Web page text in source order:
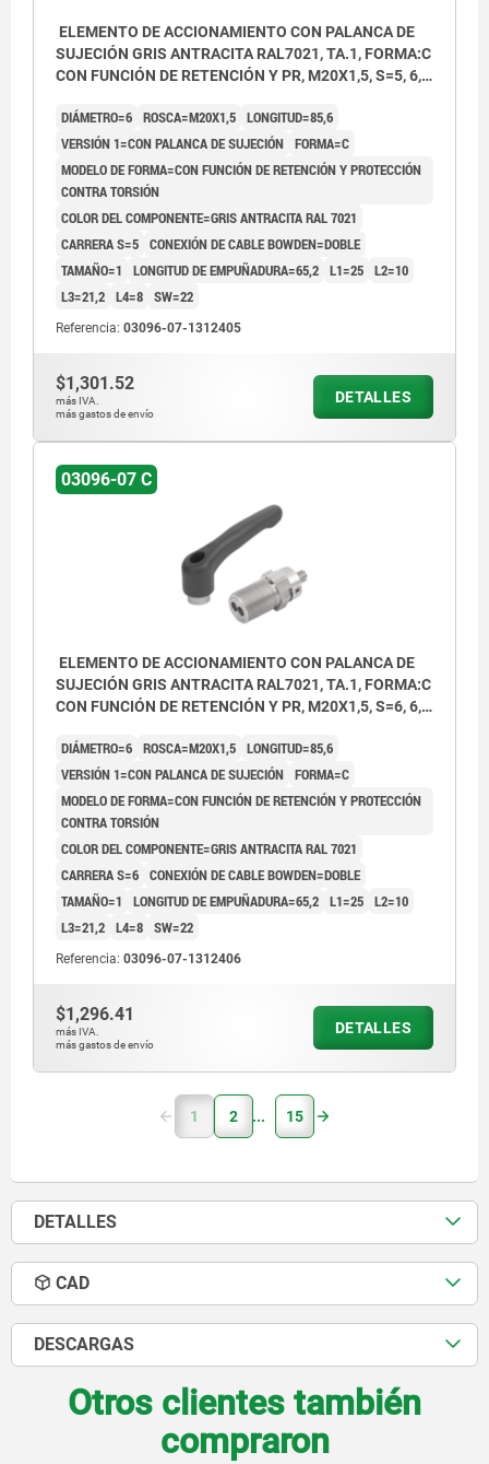
ELEMENTO DE ACCIONAMIENTO CON PALANCA DE
SUJECIÓN GRIS ANTRACITA RAL7021, TA.1, FORMA:C
CON FUNCIÓN DE RETENCIÓN Y PR, M20X1,5, S=5, 6,
COMP:TERMOPLÁSTICO
DIÁMETRO=6 ROSCA=M20X1,5 LONGITUD=85,6
VERSIÓN 1=CON PALANCA DE SUJECIÓN FORMA=C
MODELO DE FORMA=CON FUNCIÓN DE RETENCIÓN Y PROTECCIÓN
CONTRA TORSIÓN
COLOR DEL COMPONENTE=GRIS ANTRACITA RAL 7021
CARRERA S=5 CONEXIÓN DE CABLE BOWDEN=DOBLE
TAMAÑO=1
LONGITUD DE EMPUÑADURA=65,2 L1=25 L2=10
L3=21,2 L4=8 SW=22
Referencia: 03096-07-1312405
$1,301.52
más IVA.
más gastos de envío
DETALLES
03096-07 C
ELEMENTO DE ACCIONAMIENTO CON PALANCA DE
SUJECIÓN GRIS ANTRACITA RAL7021, TA.1, FORMA:C
CON FUNCIÓN DE RETENCIÓN Y PR, M20X1,5, S=6, 6,
COMP:TERMOPLÁSTICO
DIÁMETRO=6 ROSCA=M20X1,5 LONGITUD=85,6
VERSIÓN 1=CON PALANCA DE SUJECIÓN FORMA=C
MODELO DE FORMA=CON FUNCIÓN DE RETENCIÓN Y PROTECCIÓN
CONTRA TORSIÓN
COLOR DEL COMPONENTE=GRIS ANTRACITA RAL 7021
CARRERA S=6 CONEXIÓN DE CABLE BOWDEN=DOBLE
TAMAÑO=1
LONGITUD DE EMPUÑADURA=65,2 L1=25 L2=10
L3=21,2 L4=8 SW=22
Referencia: 03096-07-1312406
$1,296.41
más IVA.
más gastos de envío
DETALLES
1 2 15
DETALLES
CAD
DESCARGAS
Otros clientes también
compraron